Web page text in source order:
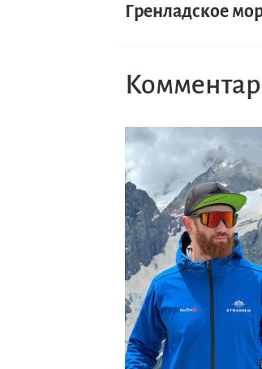
Гренладское